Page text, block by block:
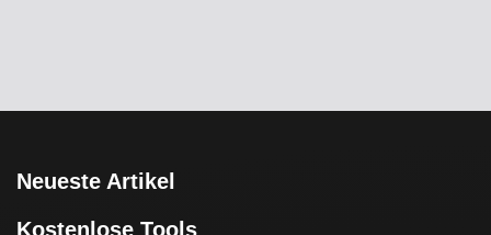
Neueste Artikel
Kostenlose Tools